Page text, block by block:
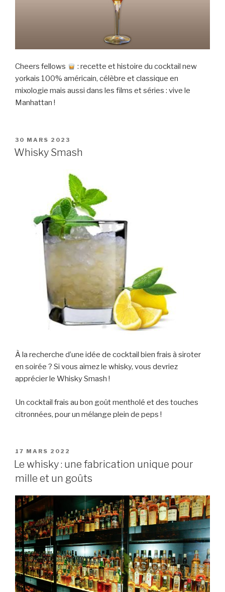
Cheers fellows
: recette et histoire du cocktail new
yorkais 100% américain, célèbre et classique en
mixologie mais aussi dans les films et séries : vive le
Manhattan !
PUBLIÉ
LE
30 MARS 2023
Whisky Smash
À la recherche d’une idée de cocktail bien frais à siroter
en soirée ? Si vous aimez le whisky, vous devriez
apprécier le Whisky Smash !
Un cocktail frais au bon goût mentholé et des touches
citronnées, pour un mélange plein de peps !
PUBLIÉ
LE
17 MARS 2022
Le whisky : une fabrication unique pour
mille et un goûts